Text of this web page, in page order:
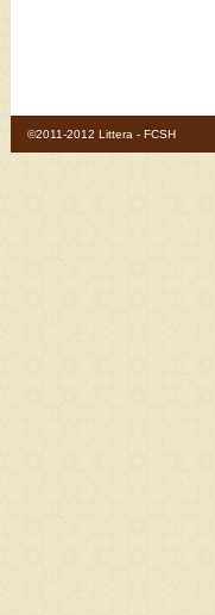
©2011-2012 Littera - FCSH